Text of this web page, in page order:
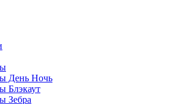
День Ночь
Блэкаут
Зебра